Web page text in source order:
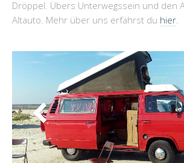
Dröppel. Übers Unterwegssein und den
Altauto. Mehr über uns erfährst du hier